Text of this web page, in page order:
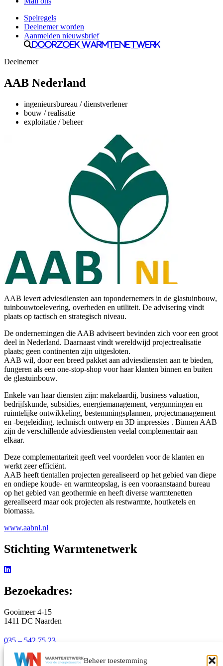
Beheer toestemming
Spelregels
Deelnemer worden
Aanmelden nieuwsbrief
Doorzoek Warmtenetwerk
Deelnemer
AAB Nederland
ingenieursbureau / dienstverlener
bouw / realisatie
exploitatie / beheer
AAB levert adviesdiensten aan topondernemers in de glastuinbouw,
tuinbouwtoelevering, overheden en utiliteit. De advisering vindt
plaats op tactisch en strategisch niveau.
De ondernemingen die AAB adviseert bevinden zich voor een groot
deel in Nederland. Daarnaast vindt wereldwijd projectrealisatie
plaats; geen continenten zijn uitgesloten.
AAB wil, door een breed pakket aan adviesdiensten aan te bieden,
fungeren als een one-stop-shop voor haar klanten binnen en buiten
de glastuinbouw.
Enkele van haar diensten zijn: makelaardij, business valuation,
bedrijfskunde, subsidies, energiemanagement, vergunningen en
ruimtelijke ontwikkeling, bestemmingsplannen, projectmanagement
en -begeleiding, technisch ontwerp en 3D impressies . Binnen AAB
zijn de verschillende adviesdiensten veelal complementair aan
elkaar.
Deze complementariteit geeft veel voordelen voor de klanten en
werkt zeer efficiënt.
AAB heeft tientallen projecten gerealiseerd op het gebied van diepe
en ondiepe koude- en warmteopslag, is een vooraanstaand bureau
op het gebied van geothermie en heeft diverse warmtenetten
gerealiseerd maar ook projecten als restwarmte, houtketels en
biomassa.
www.aabnl.nl
Stichting Warmtenetwerk
Bezoekadres:
Gooimeer 4-15
1411 DC Naarden
035 – 542 75 23